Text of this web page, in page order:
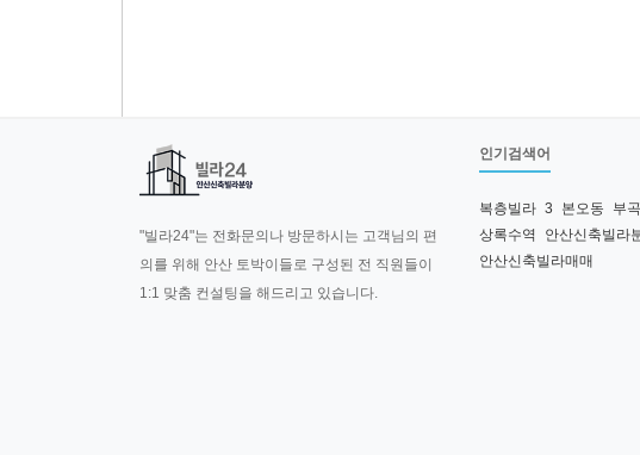
"빌라24"는 전화문의나 방문하시는 고객님의 편
의를 위해 안산 토박이들로 구성된 전 직원들이
1:1 맞춤 컨설팅을 해드리고 있습니다.
인기검색어
복층빌라 3 본오동 부
상록수역
안산신축빌라
안산신축빌라매매